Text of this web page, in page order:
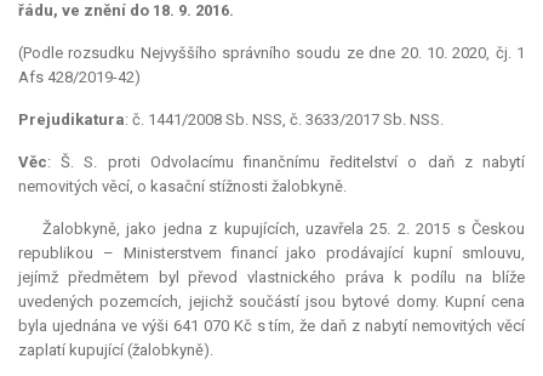
řádu, ve znění do 18. 9. 2016.
(Podle rozsudku Nejvyššího správního soudu ze dne 20. 10. 2020, čj. 1
Afs 428/2019-42)
Prejudikatura: č. 1441/2008 Sb. NSS, č. 3633/2017 Sb. NSS.
Věc: Š. S. proti Odvolacímu finančnímu ředitelství o daň z nabytí
nemovitých věcí, o kasační stížnosti žalobkyně.
Žalobkyně, jako jedna z kupujících, uzavřela 25. 2. 2015 s Českou
republikou – Ministerstvem financí jako prodávající kupní smlouvu,
jejímž předmětem byl převod vlastnického práva k podílu na blíže
uvedených pozemcích, jejichž součástí jsou bytové domy. Kupní cena
byla ujednána ve výši 641 070 Kč s tím, že daň z nabytí nemovitých věcí
zaplatí kupující (žalobkyně).